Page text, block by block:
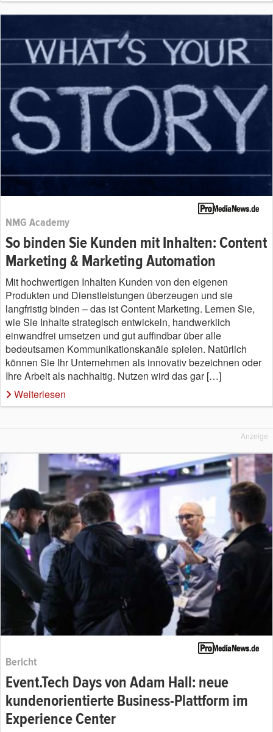
NMG Academy
So binden Sie Kunden mit Inhalten: Content
Marketing & Marketing Automation
Mit hochwertigen Inhalten Kunden von den eigenen
Produkten und Dienstleistungen überzeugen und sie
langfristig binden – das ist Content Marketing. Lernen Sie,
wie Sie Inhalte strategisch entwickeln, handwerklich
einwandfrei umsetzen und gut auffindbar über alle
bedeutsamen Kommunikationskanäle spielen. Natürlich
können Sie Ihr Unternehmen als innovativ bezeichnen oder
Ihre Arbeit als nachhaltig. Nutzen wird das gar […]
Weiterlesen
Anzeige
Bericht
Event.Tech Days von Adam Hall: neue
kundenorientierte Business-Plattform im
Experience Center